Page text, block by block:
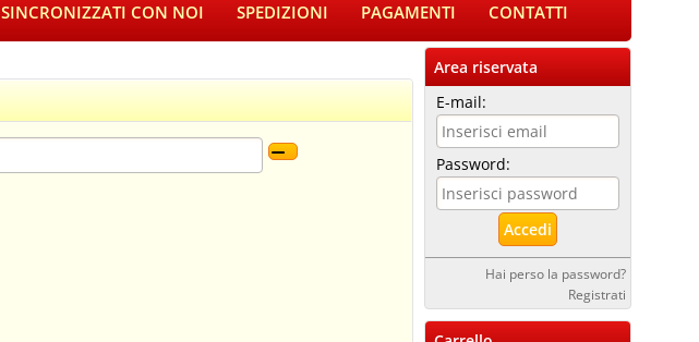
SINCRONIZZATI CON NOI SPEDIZIONI PAGAMENTI CONTATTI
Area riservata
E-mail:
Password:
Hai perso la password?
Registrati